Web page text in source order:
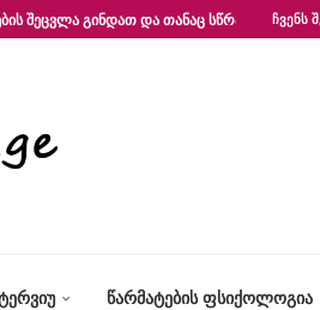
ᲨᲔᲪᲕᲚᲐ ᲒᲘᲜᲓᲐᲗ ᲓᲐ ᲗᲐᲜᲐᲪ ᲡᲬᲠᲐᲤᲐᲓ?“ –
ᲩᲕᲔᲜᲡ
ᲬᲐᲠᲛᲐᲢᲔᲑᲘᲡ ᲤᲡᲘᲥᲝᲚᲝᲒᲘᲐ